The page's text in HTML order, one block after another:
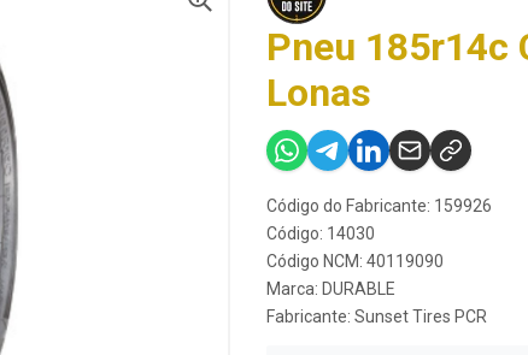
Pneu 185r14c
Lonas
Código do Fabricante: 159926
Código: 14030
Código NCM: 40119090
Marca: DURABLE
Fabricante: Sunset Tires PCR